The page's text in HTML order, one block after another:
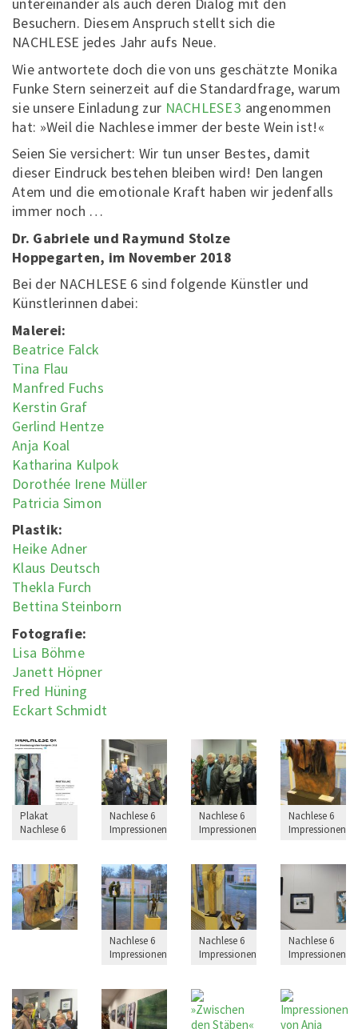
Besuchern. Diesem Anspruch stellt sich die
NACHLESE jedes Jahr aufs Neue.
Wie antwortete doch die von uns geschätzte Monika
Funke Stern seinerzeit auf die Standardfrage, warum
sie unsere Einladung zur NACHLESE 3 angenommen
hat: »Weil die Nachlese immer der beste Wein ist!«
Seien Sie versichert: Wir tun unser Bestes, damit
dieser Eindruck bestehen bleiben wird! Den langen
Atem und die emotionale Kraft haben wir jedenfalls
immer noch …
Dr. Gabriele und Raymund Stolze
Hoppegarten, im November 2018
Bei der NACHLESE 6 sind folgende Künstler und
Künstlerinnen dabei:
Malerei:
Beatrice Falck
Tina Flau
Manfred Fuchs
Kerstin Graf
Gerlind Hentze
Anja Koal
Katharina Kulpok
Dorothée Irene Müller
Patricia Simon
Plastik:
Heike Adner
Klaus Deutsch
Thekla Furch
Bettina Steinborn
Fotografie:
Lisa Böhme
Janett Höpner
Fred Hüning
Eckart Schmidt
Plakat
Nachlese 6
Nachlese 6
Impressionen
Nachlese 6
Impressionen
Nachlese 6
Impressionen
Nachlese 6
Impressionen
Nachlese 6
Impressionen
Nachlese 6
Impressionen